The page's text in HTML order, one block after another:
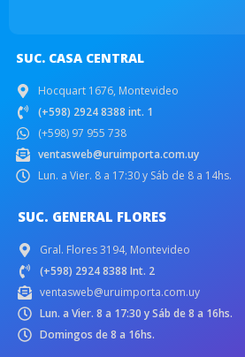
SUC. CASA CENTRAL
Hocquart 1676, Montevideo
(+598) 2924 8388 int. 1
(+598) 97 955 738
ventasweb@uruimporta.com.uy
Lun. a Vier. 8 a 17:30 y Sáb de 8 a 14hs.
SUC. GENERAL FLORES
Gral. Flores 3194, Montevideo
(+598) 2924 8388 Int. 2
ventasweb@uruimporta.com.uy
Lun. a Vier. 8 a 17:30 y Sáb de 8 a 16hs.
Domingos de 8 a 16hs.